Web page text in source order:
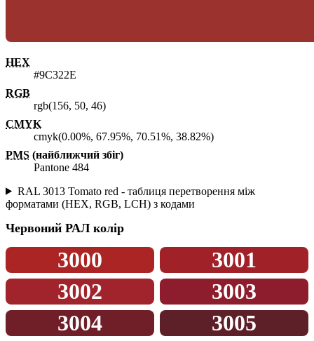
HEX
#9C322E
RGB
rgb(156, 50, 46)
CMYK
cmyk(0.00%, 67.95%, 70.51%, 38.82%)
PMS (найближчий збіг)
Pantone 484
RAL 3013 Tomato red - таблиця перетворення між
форматами (HEX, RGB, LCH) з кодами
Червоний РАЛ колір
3000
3001
3002
3003
3004
3005